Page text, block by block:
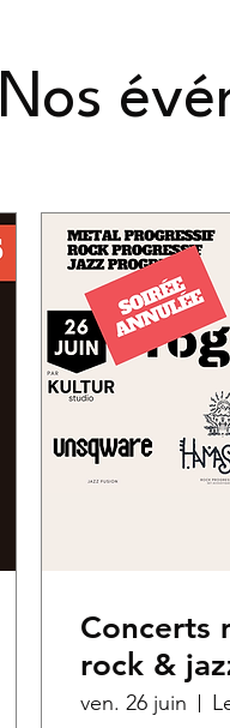
Nos
Concerts
rock &
progressif
ven. 26 juin